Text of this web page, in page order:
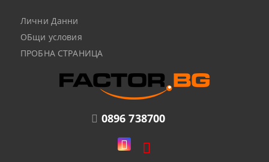
0896 738700
Лични Данни
ОБщи условия
ПРОБНА СТРАНИЦА